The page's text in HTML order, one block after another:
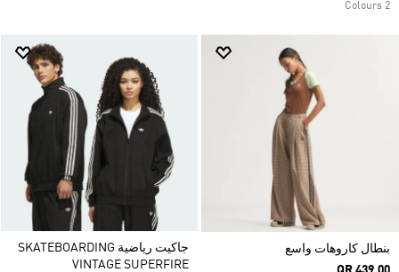
2 Colours
بنطال كاروهات واسع
جاكيت رياضية SKATEBOARDING
VINTAGE SUPERFIRE